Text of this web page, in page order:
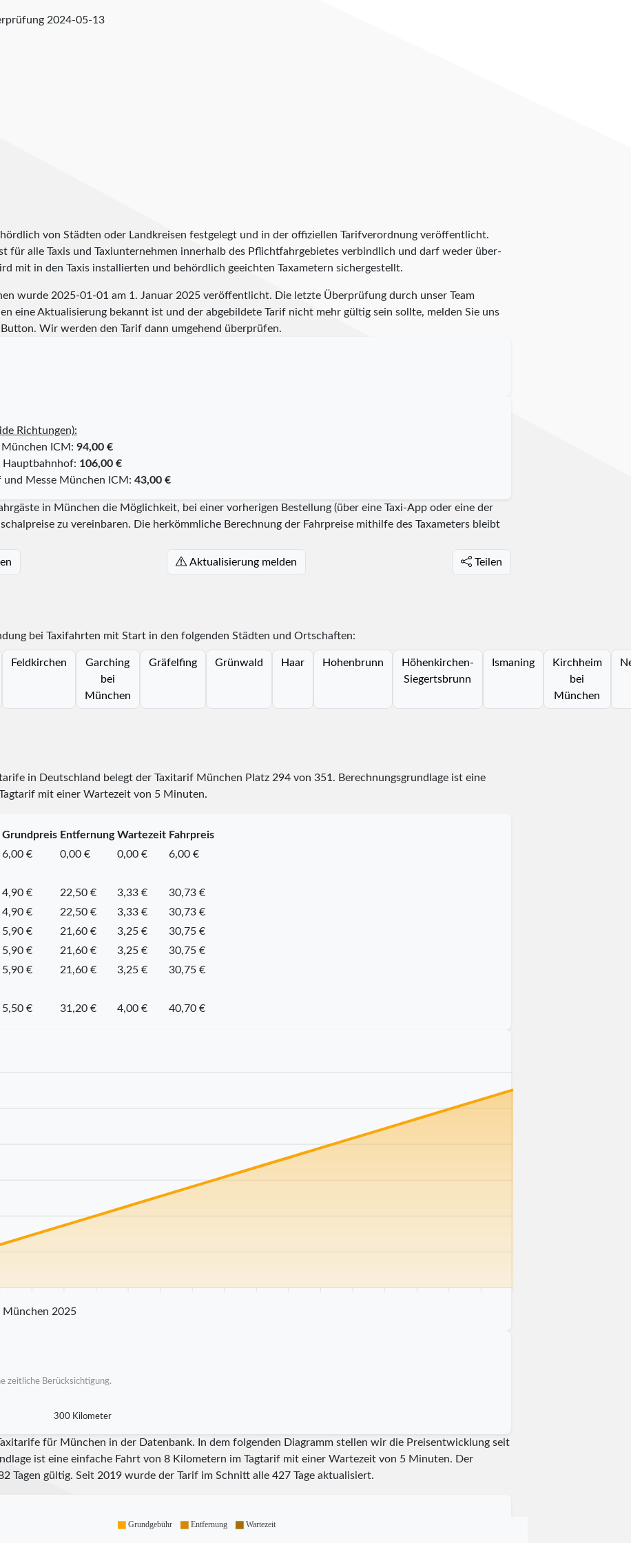
2024-05-13
von Städten oder Landkreisen festgelegt und in der offiziellen Tarifverordnung veröffentlicht.
für alle Taxis und Taxiunternehmen innerhalb des Pflichtfahrgebietes verbindlich und darf weder über-
mit in den Taxis installierten und behördlich geeichten Taxametern sichergestellt.
wurde 2025-01-01 am 1. Januar 2025 veröffentlicht. Die letzte Überprüfung durch unser Team
eine Aktualisierung bekannt ist und der abgebildete Tarif nicht mehr gültig sein sollte, melden Sie uns
Wir werden den Tarif dann umgehend überprüfen.
Richtungen):
ICM: 94,00 €
Hauptbahnhof: 106,00 €
Messe München ICM: 43,00 €
in München die Möglichkeit, bei einer vorherigen Bestellung (über eine Taxi-App oder eine der
zu vereinbaren. Die herkömmliche Berechnung der Fahrpreise mithilfe des Taxameters bleibt
Aktualisierung melden Teilen
bei Taxifahrten mit Start in den folgenden Städten und Ortschaften:
Feldkirchen
Garching
bei
München
Gräfelfing Grünwald Haar Hohenbrunn
Höhenkirchen-
Siegertsbrunn
Ismaning
Kirchheim
bei
München
in Deutschland belegt der Taxitarif München Platz 294von 351 . Berechnungsgrundlage ist eine
mit einer Wartezeit von 5 Minuten.
Grundpreis Entfernung Wartezeit Fahrpreis
6,00 € 0,00 € 0,00 €
6,00 €
4,90 € 22,50 € 3,33 €
30,73 €
4,90 € 22,50 € 3,33 €
30,73 €
5,90 € 21,60 € 3,25 €
30,75 €
5,90 € 21,60 € 3,25 €
30,75 €
5,90 € 21,60 € 3,25 €
30,75 €
5,50 € 31,20 € 4,00 € 40,70 €
München 2025
zeitliche Berücksichtigung.
300 Kilometer
für München in der Datenbank. In dem folgenden Diagramm stellen wir die Preisentwicklung seit
ist eine einfache Fahrt von 8 Kilometern im Tagtarif mit einer Wartezeit von 5 Minuten. Der
Tagen gültig. Seit 2019wurde der Tarif im Schnitt alle 427Tage aktualisiert.
Grundgebühr Entfernung Wartezeit